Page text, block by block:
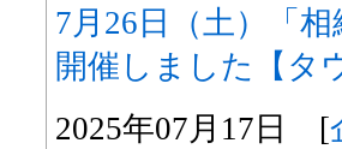
7月26日（土）「
開催しました【タ
2025年07月17日 [